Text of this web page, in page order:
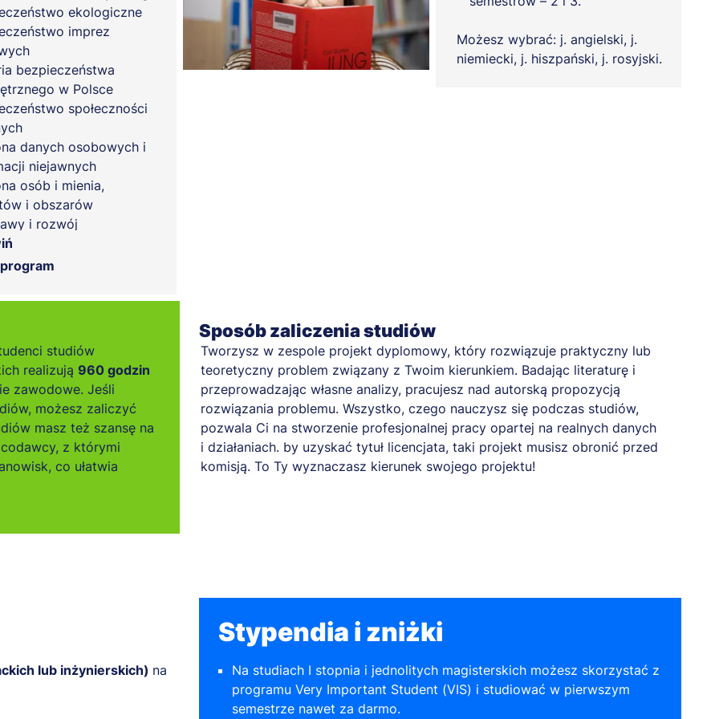
ekologiczne
imprez
bezpieczeństwa
w Polsce
społeczności
danych osobowych i
niejawnych
osób i mienia,
i obszarów
i rozwój
człowieka i etyka
publicznych
zarządzania
polityczne
siły zbrojne RP
pierwszej pomocy
Możesz wybrać: j. angielski, j.
niemiecki, j. hiszpański, j. rosyjski.
studiów
realizują 960 godzin
zawodowe. Jeśli
możesz zaliczyć
masz też szansę na
z którymi
co ułatwia
Sposób zaliczenia studiów
Tworzysz w zespole projekt dyplomowy, który rozwiązuje praktyczny lub
teoretyczny problem związany z Twoim kierunkiem. Badając literaturę i
przeprowadzając własne analizy, pracujesz nad autorską propozycją
rozwiązania problemu. Wszystko, czego nauczysz się podczas studiów,
pozwala Ci na stworzenie profesjonalnej pracy opartej na realnych danych
i działaniach. by uzyskać tytuł licencjata, taki projekt musisz obronić przed
komisją. To Ty wyznaczasz kierunek swojego projektu!
lub inżynierskich) na
Stypendia i zniżki
Na studiach I stopnia i jednolitych magisterskich możesz skorzystać z
programu Very Important Student (VIS) i studiować w pierwszym
semestrze nawet za darmo.